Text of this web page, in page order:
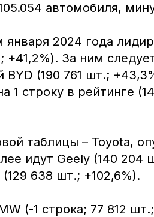
автомобиля,
2024 года
За ним
(190 761 шт.;
1 строку в рейтинге
таблицы – Toyota,
идут Geely (140 204
638 шт.; +102,6%).
(-1 строка; 77 812